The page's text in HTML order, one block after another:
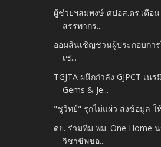
ผู้ช่วยฯสมพงษ์-ศปอส.ตร.เตือ
สรรพากร...
ออมสินเชิญชวนผู้ประกอบกา
เช...
TGJTA ผนึกกำลัง GJPCT เน
Gems & Je...
"ชูวิทย์" รุกไม่แผ่ว ส่งข้อมูล ใ
ดย. ร่วมทีม พม. One Home
วิชาชีพขอ...